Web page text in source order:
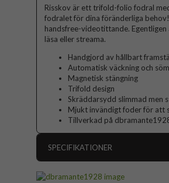
Risskov är ett trifold-folio fodral
fodralet för dina föränderliga
handsfree-videotittande.
läsa eller streama.
Handgjord av hållbart
Automatisk väckning och
Magnetisk stängning
Trifold design
Skräddarsydd slimmad men
Mjukt invändigt foder för att
Tillverkad på
SPECIFIKATIONER